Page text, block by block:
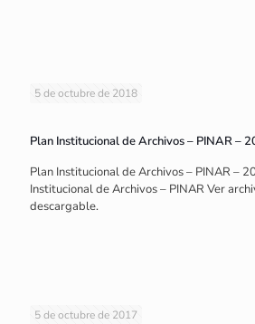
5 de octubre de 2018
Plan Institucional de Archivos – PINAR –
Plan Institucional de Archivos – PINAR –
Institucional de Archivos – PINAR Ver
descargable.
5 de octubre de 2017